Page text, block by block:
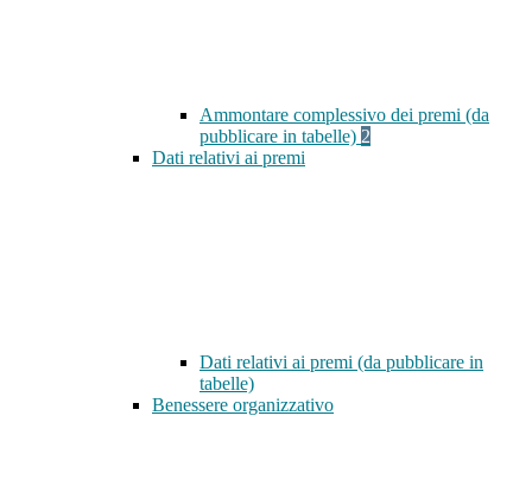
Ammontare complessivo dei premi (da
pubblicare in tabelle) 2
Dati relativi ai premi
Dati relativi ai premi (da pubblicare in
tabelle)
Benessere organizzativo